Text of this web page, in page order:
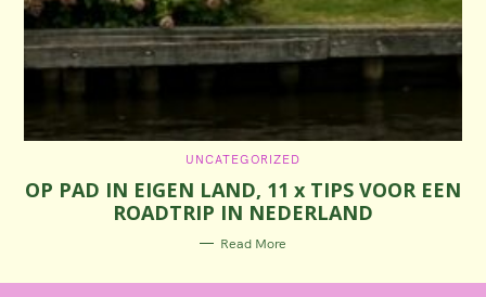
C
T
E
G
O
R
I
UNCATEGORIZED
OP PAD IN EIGEN LAND, 11 x TIPS VOOR EEN
ROADTRIP IN NEDERLAND
Read More